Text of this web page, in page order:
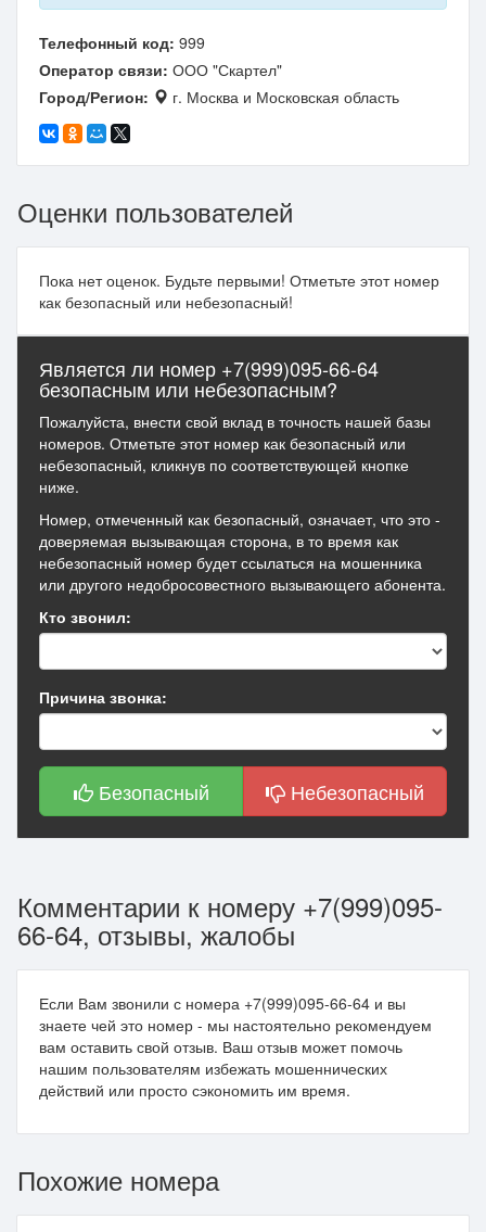
Телефонный код: 999
Оператор связи: ООО "Скартел"
Город/Регион:
г. Москва и Московская область
Оценки пользователей
Пока нет оценок. Будьте первыми! Отметьте этот номер
как безопасный или небезопасный!
Является ли номер +7(999)095-66-64
безопасным или небезопасным?
Пожалуйста, внести свой вклад в точность нашей базы
номеров. Отметьте этот номер как безопасный или
небезопасный, кликнув по соответствующей кнопке
ниже.
Номер, отмеченный как безопасный, означает, что это -
доверяемая вызывающая сторона, в то время как
небезопасный номер будет ссылаться на мошенника
или другого недобросовестного вызывающего абонента.
Кто звонил:
Причина звонка:
Безопасный Небезопасный
Комментарии к номеру +7(999)095-
66-64, отзывы, жалобы
Если Вам звонили с номера +7(999)095-66-64 и вы
знаете чей это номер - мы настоятельно рекомендуем
вам оставить свой отзыв. Ваш отзыв может помочь
нашим пользователям избежать мошеннических
действий или просто сэкономить им время.
Похожие номера